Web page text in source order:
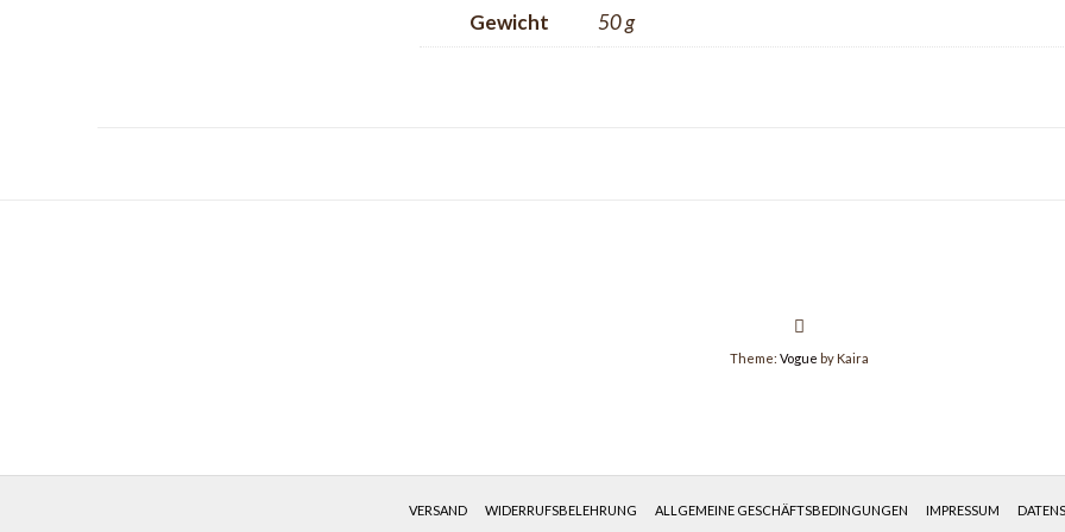
Gewicht 50 g
Theme: Vogue by Kaira
VERSAND WIDERRUFSBELEHRUNG ALLGEMEINE GESCHÄFTSBEDINGUNGEN IMPRESSUM